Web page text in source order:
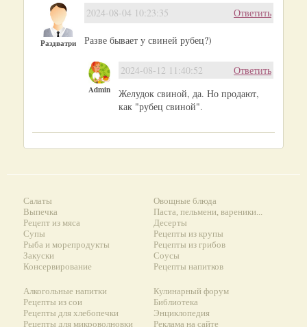
Раздватри
Ответить
2024-08-04 10:23:35
Разве бывает у свиней рубец?)
Admin
Ответить
2024-08-12 11:40:52
Желудок свиной, да. Но продают,
как "рубец свиной".
Салаты
Выпечка
Рецепт из мяса
Супы
Рыба и морепродукты
Закуски
Консервирование
Овощные блюда
Паста, пельмени, вареники...
Десерты
Рецепты из крупы
Рецепты из грибов
Соусы
Рецепты напитков
Алкогольные напитки
Рецепты из сои
Рецепты для хлебопечки
Рецепты для микроволновки
Кулинарный форум
Библиотека
Энциклопедия
Реклама на сайте